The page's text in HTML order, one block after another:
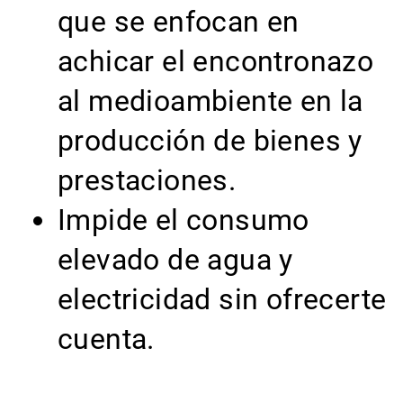
que se enfocan en
achicar el encontronazo
al medioambiente en la
producción de bienes y
prestaciones.
Impide el consumo
elevado de agua y
electricidad sin ofrecerte
cuenta.